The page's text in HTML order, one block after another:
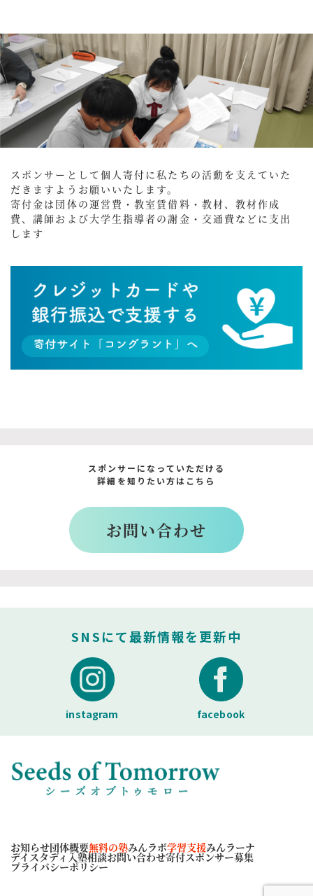
スポンサーとして個人寄付に私たちの活動を支えていた
だきますようお願いいたします。
寄付金は団体の運営費・教室賃借料・教材、教材作成
費、講師および大学生指導者の謝金・交通費などに支出
します
スポンサーになっていただける
詳細を知りたい方はこちら
お問い合わせ
SNSにて最新情報を更新中
instagram facebook
お知らせ団体概要無料の塾みんラボ学習支援みんラーナ
デイスタディ 入塾相談お問い合わせ寄付スポンサー募集
プライバシーポリシー